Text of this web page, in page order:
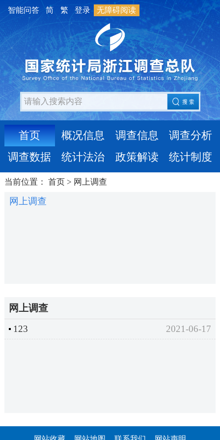
智能问答 简 繁 登录 无障碍阅读
首页 概况信息 调查信息
调查分析
调查数据
统计法治 政策解读 统计制度
当前位置： 首页> 网上调查
网上调查
网上调查
123 2021-06-17